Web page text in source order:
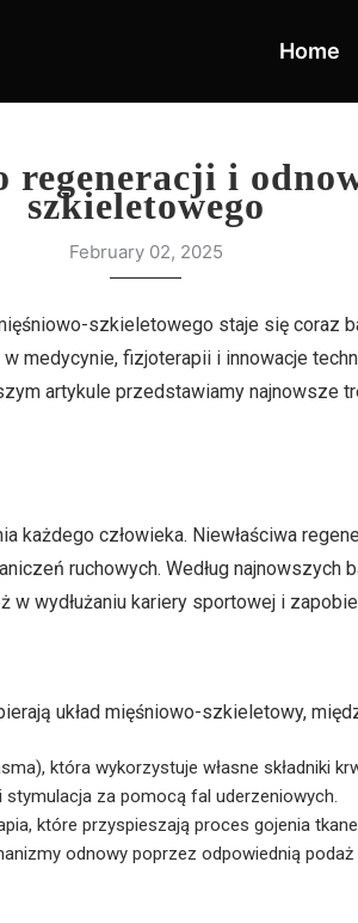
Home
regeneracji i
szkieletowego
February 02, 2025
szkieletowego staje się coraz
medycynie, fizjoterapii i innowacje
artykule przedstawiamy najnowsze
człowieka. Niewłaściwa
ruchowych. Według najnowszych
wydłużaniu kariery sportowej i
układ mięśniowo-szkieletowy,
która wykorzystuje własne składniki
za pomocą fal uderzeniowych.
które przyspieszają proces gojenia
odnowy poprzez odpowiednią